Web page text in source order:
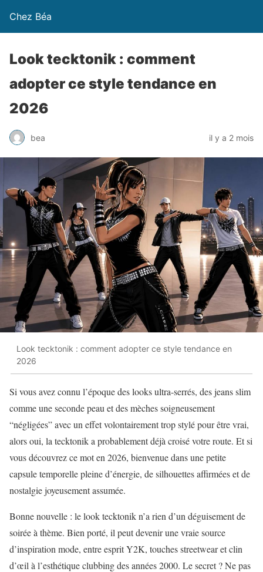
Chez Béa
Look tecktonik : comment
adopter ce style tendance en
2026
bea il y a 2 mois
Look tecktonik : comment adopter ce style tendance en
2026
Si vous avez connu l’époque des looks ultra-serrés, des jeans slim
comme une seconde peau et des mèches soigneusement
“négligées” avec un effet volontairement trop stylé pour être vrai,
alors oui, la tecktonik a probablement déjà croisé votre route. Et si
vous découvrez ce mot en 2026, bienvenue dans une petite
capsule temporelle pleine d’énergie, de silhouettes affirmées et de
nostalgie joyeusement assumée.
Bonne nouvelle : le look tecktonik n’a rien d’un déguisement de
soirée à thème. Bien porté, il peut devenir une vraie source
d’inspiration mode, entre esprit Y2K, touches streetwear et clin
d’œil à l’esthétique clubbing des années 2000. Le secret ? Ne pas